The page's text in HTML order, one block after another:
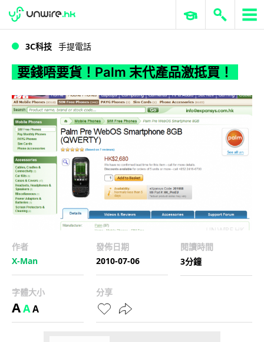
要錢唔要貨！Palm 末代產品激抵買！
WWDC 2026 ERP 與商業 AI
3C科技 手提電話
要錢唔要貨！Palm 末代產品激抵買！
作者
X-Man
發佈日期
2010-07-06
閱讀時間
3分鐘
字體大小
AAA
分享